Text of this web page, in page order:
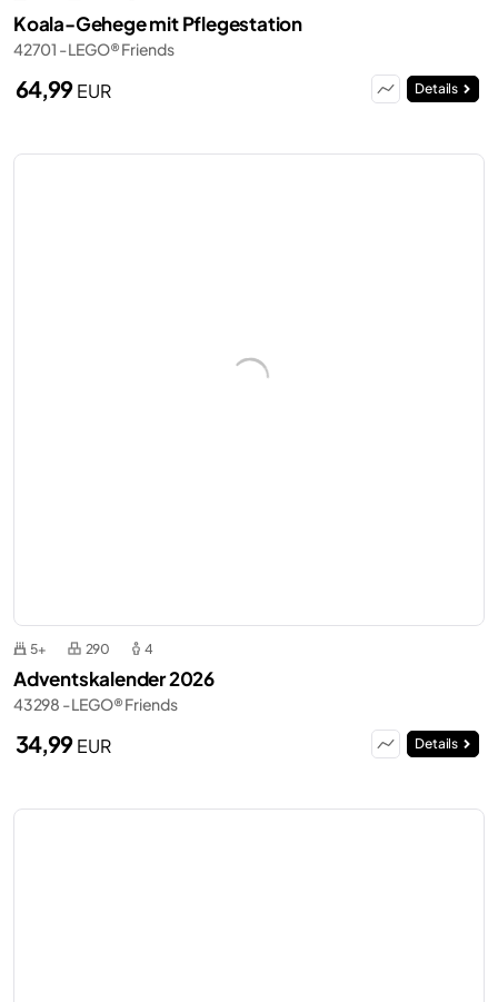
Koala-Gehege mit Pflegestation
42701 - LEGO® Friends
64,99EUR Details
5+ 290 4
Adventskalender 2026
43298 - LEGO® Friends
34,99EUR Details